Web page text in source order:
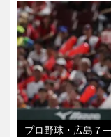
プロ野球・広島７